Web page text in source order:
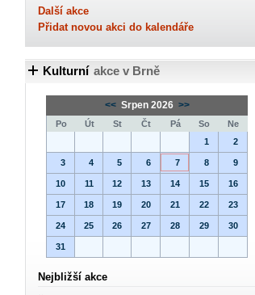
Další akce
Přidat novou akci do kalendáře
Kulturní akce v Brně
<< Srpen 2026 >>
Po Út St Čt Pá So
Ne
1
2
3 4 5 6 7 8 9
10 11 12 13 14 15 16
17 18 19 20 21 22 23
24 25 26 27 28 29 30
31
Nejbližší akce